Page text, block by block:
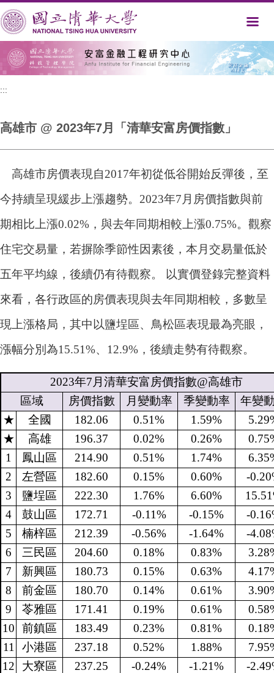
跳
到
主
要
內
容
:::
高雄市 @ 2023年7月「清華安富房價指數」
高雄市房價表現自2017年初從低谷開始反彈後，至
今持續呈現緩步上漲趨勢。2023年7月房價指數與前
期相比上漲0.02%，與去年同期相較上漲0.75%。觀察
住宅交易量，若摒除季節性因素後，本月交易量低於
五年平均線，後續仍有待觀察。 以實價登錄完整資料
來看，各行政區的房價表現與去年同期相較，多數呈
現上漲格局，其中以鹽埕區、鳥松區表現最為亮眼，
漲幅分別為15.51%、12.9%，後續走勢有待觀察。
2023年7 月清華安富房價指數@高雄市
區域
房價指數 月變動率 季變動率
年變
★
全國 182.06 0.51% 1.59%
★
高雄 196.37 0.02% 0.26%
1
鳳山區 214.90 0.51% 1.74%
2
左營區 182.60 0.15% 0.60%
-
3
鹽埕區 222.30 1.76% 6.60%
4
鼓山區 172.71 -0.11% -0.15%
-
5
楠梓區 212.39 -0.56% -1.64%
-
6
三民區 204.60 0.18% 0.83%
7
新興區 180.73 0.15% 0.63%
8
前金區 180.70 0.14% 0.61%
9
苓雅區 171.41 0.19% 0.61%
10
前鎮區 183.49 0.23% 0.81%
11
小港區 237.18 0.52% 1.88%
12
大寮區 237.25 -0.24% -1.21%
-